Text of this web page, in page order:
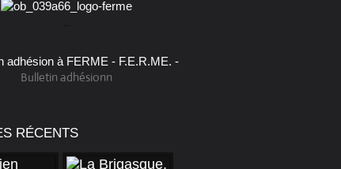
Bulletin adhésionn
RÉCENTS